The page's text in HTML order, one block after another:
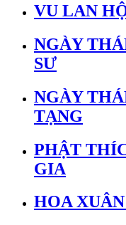
VU LAN
NGÀY
SƯ
NGÀY
TẠNG
PHẬT
GIA
HOA